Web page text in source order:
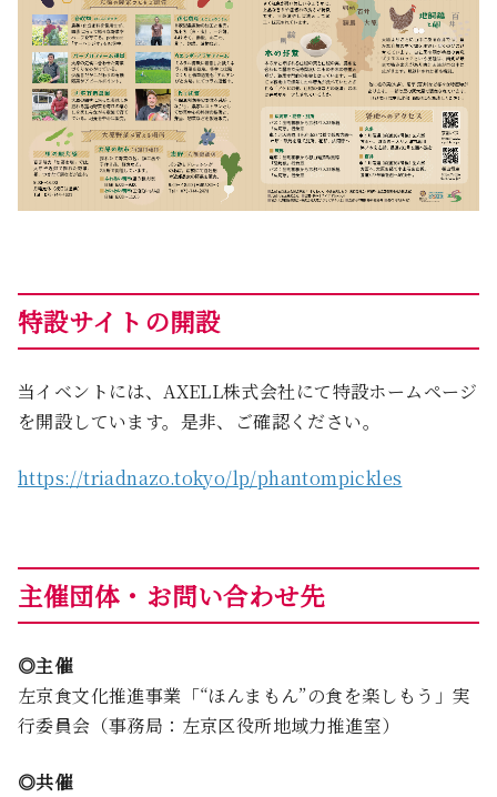
特設サイトの開設
当イベントには、AXELL株式会社にて特設ホームページ
を開設しています。是非、ご確認ください。
https://triadnazo.tokyo/lp/phantompickles
主催団体・お問い合わせ先
◎主催
左京食文化推進事業「“ほんまもん”の食を楽しもう」実
行委員会（事務局：左京区役所地域力推進室）
◎共催